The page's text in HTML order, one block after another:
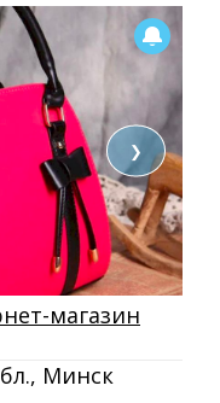
❯
магазин
Минск